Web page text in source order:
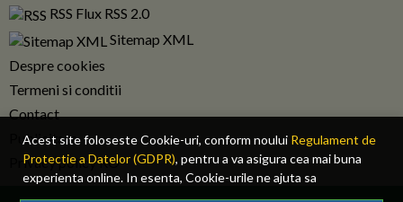
Acest site foloseste Cookie-uri, conform noului Regulament de
Protectie a Datelor (GDPR), pentru a va asigura cea mai buna
experienta online. In esenta, Cookie-urile ne ajuta sa
imbunatatim continutul de pe site, oferindu-va dvs., cititorul, o
RSS Flux RSS 2.0
Sitemap XML
Despre cookies
Termeni si conditii
Contact
Publicitate
Privacy policy RO